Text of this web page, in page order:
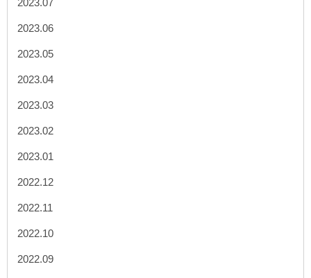
2023.07
2023.06
2023.05
2023.04
2023.03
2023.02
2023.01
2022.12
2022.11
2022.10
2022.09